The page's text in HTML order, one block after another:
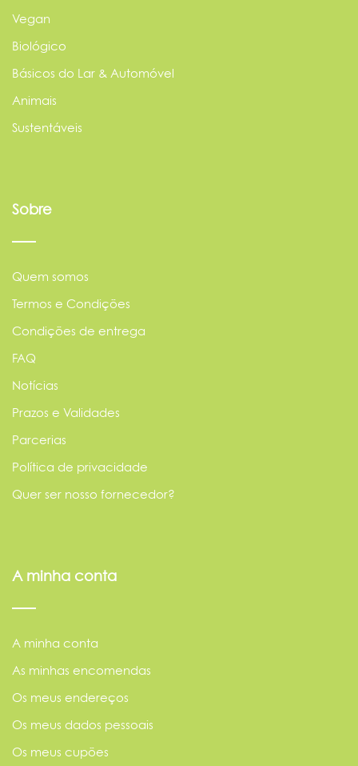
Vegan
Biológico
Básicos do Lar & Automóvel
Animais
Sustentáveis
Sobre
Quem somos
Termos e Condições
Condições de entrega
FAQ
Notícias
Prazos e Validades
Parcerias
Política de privacidade
Quer ser nosso fornecedor?
A minha conta
A minha conta
As minhas encomendas
Os meus endereços
Os meus dados pessoais
Os meus cupões